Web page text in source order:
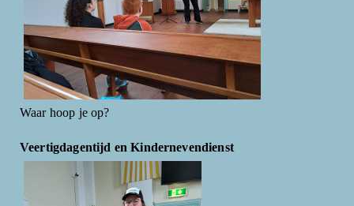
Waar hoop je op?
Veertigdagentijd en Kindernevendienst